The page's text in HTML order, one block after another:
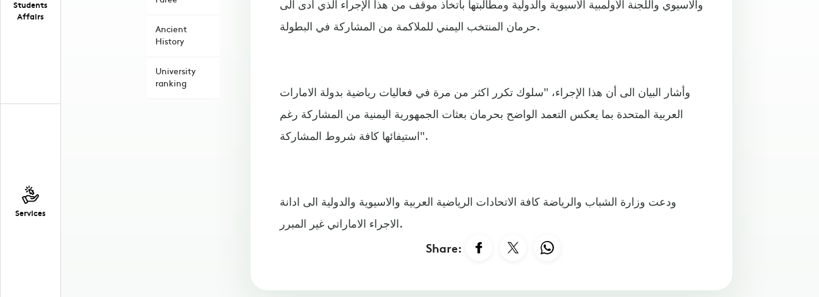
Students
Affairs
Services
Ancient
History
University
ranking
والاسيوي واللجنة الأولمبية الأسيوية والدولية ومطالبتها باتخاذ موقف من هذا الإجراء الذي أدى الى
حرمان المنتخب اليمني للملاكمة من المشاركة في البطولة.
وأشار البيان الى أن هذا الإجراء، "سلوك تكرر اكثر من مرة في فعاليات رياضية بدولة الامارات
العربية المتحدة بما يعكس التعمد الواضح بحرمان بعثات الجمهورية اليمنية من المشاركة رغم
استيفائها كافة شروط المشاركة".
ودعت وزارة الشباب والرياضة كافة الاتحادات الرياضية العربية والاسيوية والدولية الى ادانة
الاجراء الاماراتي غير المبرر.
Share: